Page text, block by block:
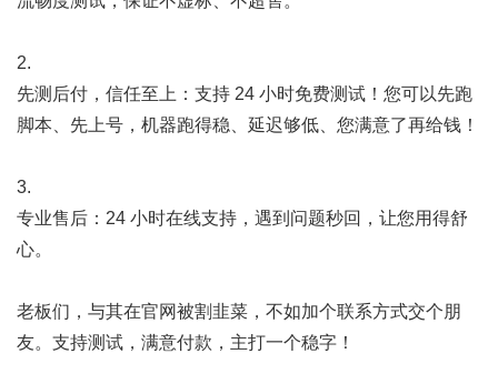
2.
先测后付，信任至上：支持 24 小时免费测试！您可以先跑
脚本、先上号，机器跑得稳、延迟够低、您满意了再给钱！
3.
专业售后：24 小时在线支持，遇到问题秒回，让您用得舒
心。
老板们，与其在官网被割韭菜，不如加个联系方式交个朋
友。支持测试，满意付款，主打一个稳字！